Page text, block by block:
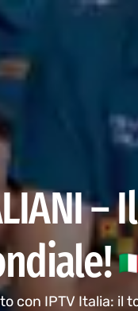
con IPTV Italia: